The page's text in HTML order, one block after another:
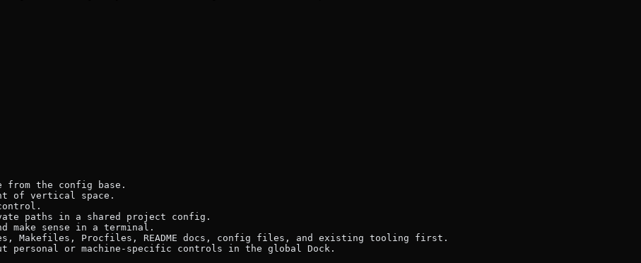
the config base.
of vertical space.
paths in a shared project config.
make sense in a terminal.
Makefiles, Procfiles, README docs, config files, and existing tooling first.
personal or machine-specific controls in the global Dock.